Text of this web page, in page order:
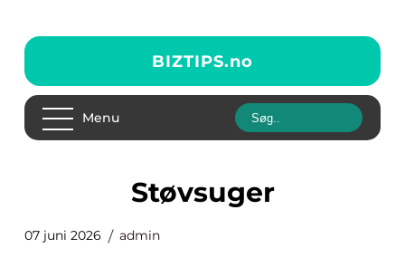
BIZTIPS.no
Menu
Støvsuger
07 juni 2026 admin